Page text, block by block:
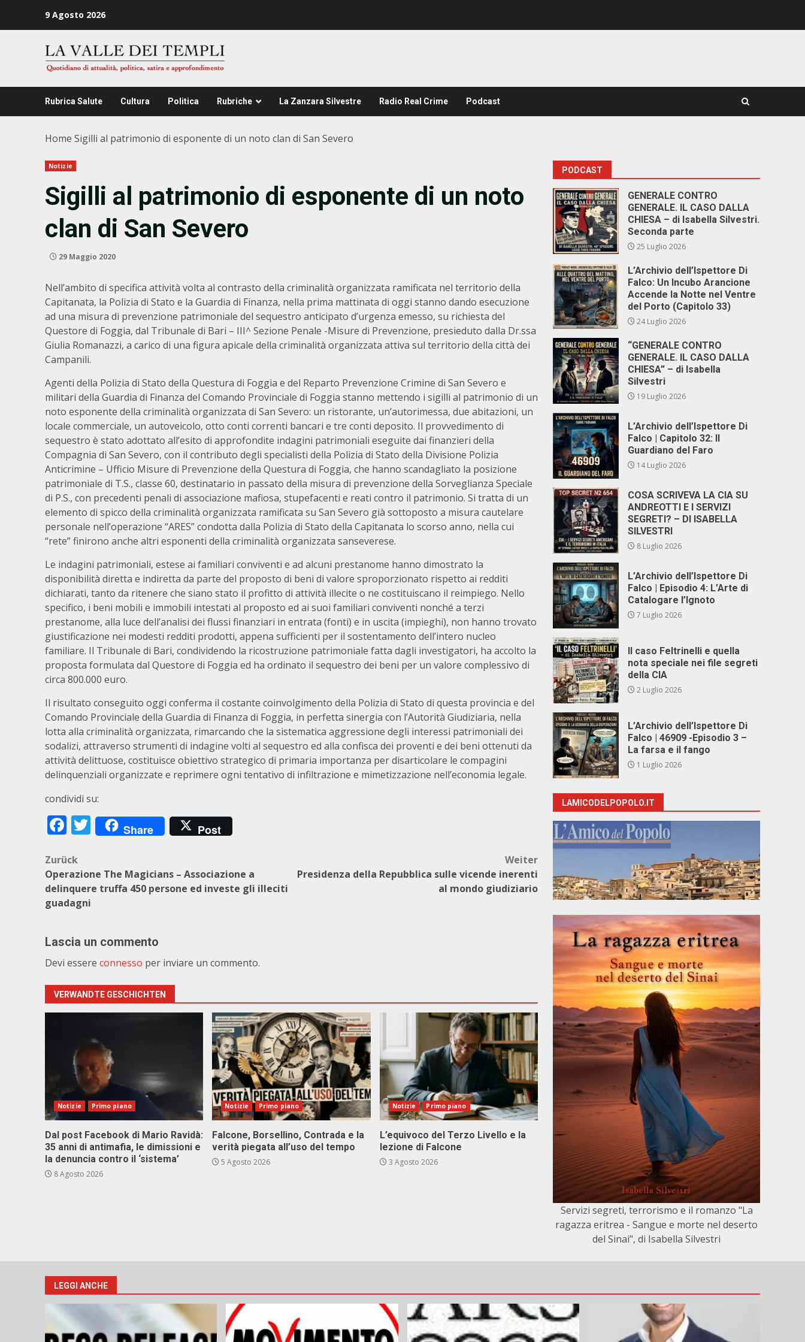
9 Agosto 2026
Rubrica Salute Cultura Politica Rubriche La Zanzara Silvestre Radio Real Crime Podcast
Home Sigilli al patrimonio di esponente di un noto clan di San Severo
Notizie
Sigilli al patrimonio di esponente di un noto
clan di San Severo
29 Maggio 2020
Nell’ambito di specifica attività volta al contrasto della criminalità organizzata ramificata nel territorio della
Capitanata, la Polizia di Stato e la Guardia di Finanza, nella prima mattinata di oggi stanno dando esecuzione
ad una misura di prevenzione patrimoniale del sequestro anticipato d’urgenza emesso, su richiesta del
Questore di Foggia, dal Tribunale di Bari – III^ Sezione Penale -Misure di Prevenzione, presieduto dalla Dr.ssa
Giulia Romanazzi, a carico di una figura apicale della criminalità organizzata attiva sul territorio della città dei
Campanili.
Agenti della Polizia di Stato della Questura di Foggia e del Reparto Prevenzione Crimine di San Severo e
militari della Guardia di Finanza del Comando Provinciale di Foggia stanno mettendo i sigilli al patrimonio di un
noto esponente della criminalità organizzata di San Severo: un ristorante, un’autorimessa, due abitazioni, un
locale commerciale, un autoveicolo, otto conti correnti bancari e tre conti deposito. Il provvedimento di
sequestro è stato adottato all’esito di approfondite indagini patrimoniali eseguite dai finanzieri della
Compagnia di San Severo, con il contributo degli specialisti della Polizia di Stato della Divisione Polizia
Anticrimine – Ufficio Misure di Prevenzione della Questura di Foggia, che hanno scandagliato la posizione
patrimoniale di T.S., classe 60, destinatario in passato della misura di prevenzione della Sorveglianza Speciale
di P.S., con precedenti penali di associazione mafiosa, stupefacenti e reati contro il patrimonio. Si tratta di un
elemento di spicco della criminalità organizzata ramificata su San Severo già sottoposto a misura cautelare
personale nell’operazione “ARES” condotta dalla Polizia di Stato della Capitanata lo scorso anno, nella cui
“rete” finirono anche altri esponenti della criminalità organizzata sanseverese.
Le indagini patrimoniali, estese ai familiari conviventi e ad alcuni prestanome hanno dimostrato la
disponibilità diretta e indiretta da parte del proposto di beni di valore sproporzionato rispetto ai redditi
dichiarati, tanto da ritenere che siano stato il profitto di attività illecite o ne costituiscano il reimpiego. Nello
specifico, i beni mobili e immobili intestati al proposto ed ai suoi familiari conviventi nonché a terzi
prestanome, alla luce dell’analisi dei flussi finanziari in entrata (fonti) e in uscita (impieghi), non hanno trovato
giustificazione nei modesti redditi prodotti, appena sufficienti per il sostentamento dell’intero nucleo
familiare. Il Tribunale di Bari, condividendo la ricostruzione patrimoniale fatta dagli investigatori, ha accolto la
proposta formulata dal Questore di Foggia ed ha ordinato il sequestro dei beni per un valore complessivo di
circa 800.000 euro.
Il risultato conseguito oggi conferma il costante coinvolgimento della Polizia di Stato di questa provincia e del
Comando Provinciale della Guardia di Finanza di Foggia, in perfetta sinergia con l’Autorità Giudiziaria, nella
lotta alla criminalità organizzata, rimarcando che la sistematica aggressione degli interessi patrimoniali dei
sodalizi, attraverso strumenti di indagine volti al sequestro ed alla confisca dei proventi e dei beni ottenuti da
attività delittuose, costituisce obiettivo strategico di primaria importanza per disarticolare le compagini
delinquenziali organizzate e reprimere ogni tentativo di infiltrazione e mimetizzazione nell’economia legale.
condividi su:
Facebook
Twitter
Share Post
Beitragsnavigation
Zurück
Operazione The Magicians – Associazione a
delinquere truffa 450 persone ed investe gli illeciti
guadagni
Weiter
Presidenza della Repubblica sulle vicende inerenti
al mondo giudiziario
Lascia un commento
Devi essere connesso per inviare un commento.
VERWANDTE GESCHICHTEN
Notizie Primo piano
Dal post Facebook di Mario Ravidà:
35 anni di antimafia, le dimissioni e
la denuncia contro il ‘sistema’
8 Agosto 2026
Notizie Primo piano
Falcone, Borsellino, Contrada e la
verità piegata all’uso del tempo
5 Agosto 2026
Notizie Primo piano
L’equivoco del Terzo Livello e la
lezione di Falcone
3 Agosto 2026
PODCAST
GENERALE CONTRO
GENERALE. IL CASO DALLA
CHIESA – di Isabella Silvestri.
Seconda parte
25 Luglio 2026
L’Archivio dell’Ispettore Di
Falco: Un Incubo Arancione
Accende la Notte nel Ventre
del Porto (Capitolo 33)
24 Luglio 2026
“GENERALE CONTRO
GENERALE. IL CASO DALLA
CHIESA” – di Isabella
Silvestri
19 Luglio 2026
L’Archivio dell’Ispettore Di
Falco | Capitolo 32: Il
Guardiano del Faro
14 Luglio 2026
COSA SCRIVEVA LA CIA SU
ANDREOTTI E I SERVIZI
SEGRETI? – DI ISABELLA
SILVESTRI
8 Luglio 2026
L’Archivio dell’Ispettore Di
Falco | Episodio 4: L’Arte di
Catalogare l’Ignoto
7 Luglio 2026
Il caso Feltrinelli e quella
nota speciale nei file segreti
della CIA
2 Luglio 2026
L’Archivio dell’Ispettore Di
Falco | 46909 -Episodio 3 –
La farsa e il fango
1 Luglio 2026
LAMICODELPOPOLO.IT
Servizi segreti, terrorismo e il romanzo "La
ragazza eritrea - Sangue e morte nel deserto
del Sinai", di Isabella Silvestri
LEGGI ANCHE